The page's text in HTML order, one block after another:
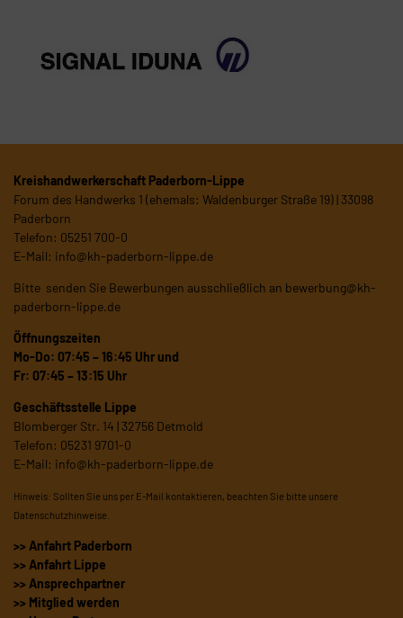
Kreishandwerkerschaft Paderborn-Lippe
Forum des Handwerks 1 (ehemals: Waldenburger Straße 19) | 33098
Paderborn
Telefon: 05251 700-0
E-Mail: info@kh-paderborn-lippe.de
Bitte senden Sie Bewerbungen ausschließlich an bewerbung@kh-
paderborn-lippe.de
Öffnungszeiten
Mo-Do: 07:45 – 16:45 Uhr und
Fr: 07:45 – 13:15 Uhr
Geschäftsstelle Lippe
Blomberger Str. 14 | 32756 Detmold
Telefon: 05231 9701-0
E-Mail: info@kh-paderborn-lippe.de
Hinweis: Sollten Sie uns per E-Mail kontaktieren, beachten Sie bitte unsere
Datenschutzhinweise
>> Anfahrt Paderborn
>> Anfahrt Lippe
>> Ansprechpartner
>> Mitglied werden